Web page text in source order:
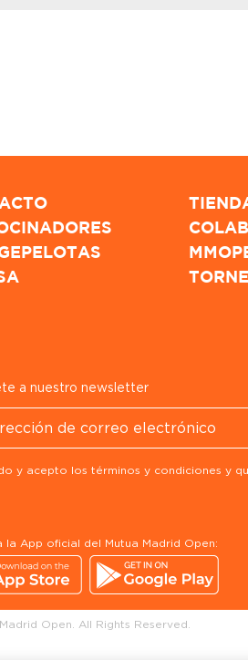
a nuestro newsletter
y acepto los términos y condiciones y
la App oficial del Mutua Madrid Open:
Open. All Rights Reserved.